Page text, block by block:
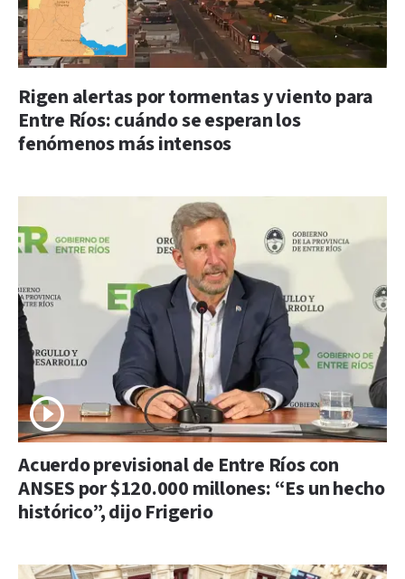
Rigen alertas por tormentas y viento para
Entre Ríos: cuándo se esperan los
fenómenos más intensos
Acuerdo previsional de Entre Ríos con
ANSES por $120.000 millones: “Es un hecho
histórico”, dijo Frigerio